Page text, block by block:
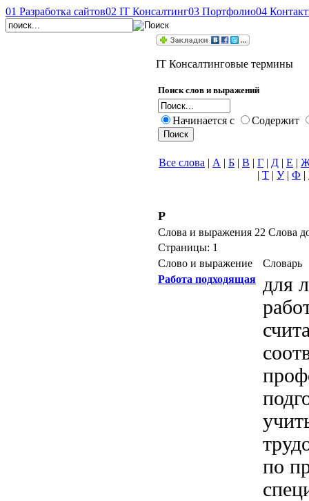
01 Разработка сайтов02 IT Консалтинг03 Портфолио04
IT Консалтинговые термины
Поиск слов и выражений
Начинается с Содержит
Все слова | А | Б | В | Г | Д | Е |
| Т | У| Ф |
Р
Слова и выражения 22 Слова
Страницы: 1
Слово и выражение
Словарь
Работа подходящая
для
по